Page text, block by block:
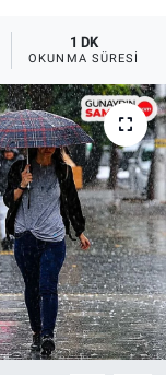
1 DK
OKUNMA SÜRESI